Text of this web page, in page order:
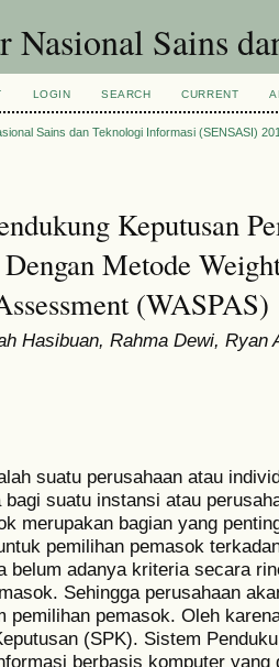
Nasional Sains
LOGIN SEARCH CURRENT
Sains dan Teknologi Informasi (SENSASI)
Keputusan
Metode
(WASPAS)
Hasibuan, Rahma Dewi, Ryan
suatu perusahaan atau
suatu instansi atau
merupakan bagian yang
pemilihan pemasok
belum adanya kriteria secara
Sehingga perusahaan
pemilihan pemasok. Oleh
(SPK). Sistem
berbasis komputer yang